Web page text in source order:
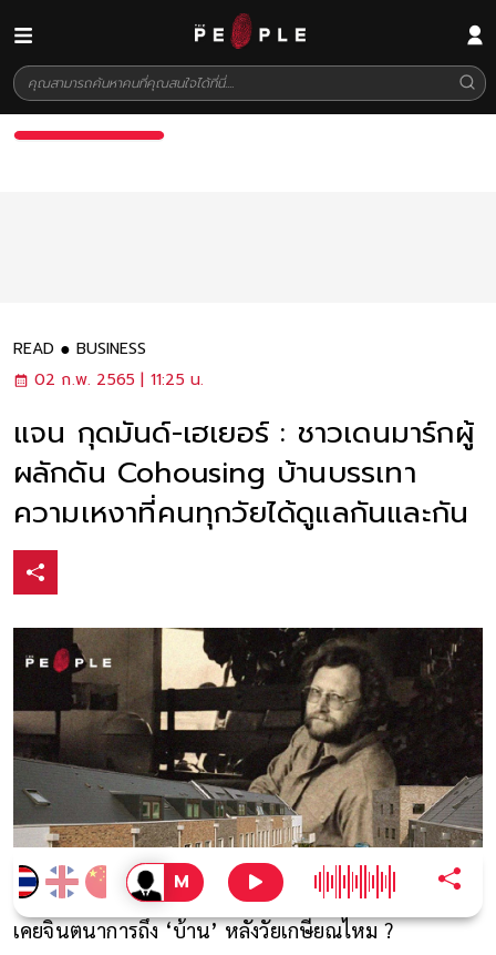
READ
BUSINESS
02 ก.พ. 2565 | 11:25 น.
แจน กุดมันด์-เฮเยอร์ : ชาวเดนมาร์กผู้
ผลักดัน Cohousing บ้านบรรเทา
ความเหงาที่คนทุกวัยได้ดูแลกันและกัน
เคยจินตนาการถึง ‘บ้าน’ หลังวัยเกษียณไหม ?